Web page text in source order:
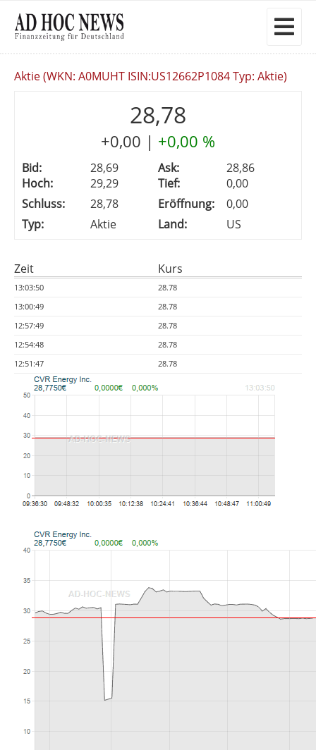
Aktie (WKN: A0MUHT ISIN:US12662P1084 Typ: Aktie)
28,78
+0,00 | +0,00 %
Bid: 28,69 Ask:
28,86
Hoch:
29,29 Tief:
0,00
Schluss:
28,78 Eröffnung:
0,00
Typ:
Aktie Land: US
Zeit Kurs
13:03:50
28.78
13:00:49
28.78
12:57:49
28.78
12:54:48
28.78
12:51:47
28.78